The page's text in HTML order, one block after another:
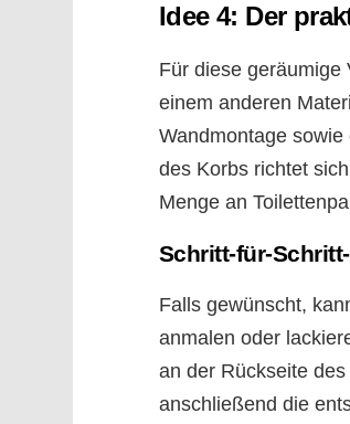
Idee 4: Der
Für diese geräumige
einem anderen
Wandmontage
des Korbs richtet
Menge an
Schritt-für-
Falls gewünscht,
anmalen oder
an der Rückseite
anschließend die